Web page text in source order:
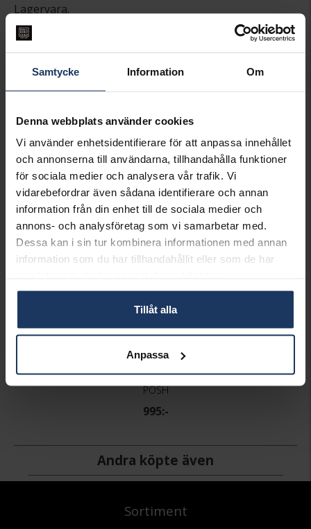
Samtycke Information Om
Denna webbplats använder cookies
Vi använder enhetsidentifierare för att anpassa innehållet
och annonserna till användarna, tillhandahålla funktioner
för sociala medier och analysera vår trafik. Vi
vidarebefordrar även sådana identifierare och annan
information från din enhet till de sociala medier och
annons- och analysföretag som vi samarbetar med.
Dessa kan i sin tur kombinera informationen med annan
information som du har tillhandahållit eller som de har
Tillåt alla
Anpassa
Lagervara.
Leveranstid 2-5 arbetsdagar.
Öppet köp i 30 dagar vid onlineköp.
INFO
BREDD CA (MM)
VARUMÄRKE
Posh
MATERIAL
Silver
Matchande produkter och andra varianter
Armring Bambu
POSH
995:-
Andra köpte även
Sortiment